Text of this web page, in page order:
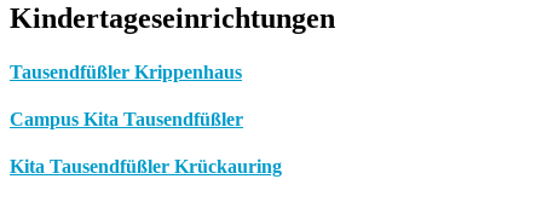
Kindertageseinrichtungen
Tausendfüßler Krippenhaus
Campus Kita Tausendfüßler
Kita Tausendfüßler Krückauring